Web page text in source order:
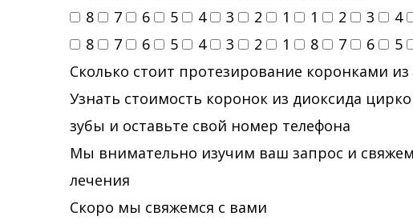
8
7 6 5 4 3 2 1 1 2 3 4
8
7 6 5 4 3 2 1 8 7 6 5
Сколько стоит протезирование коронками
Узнать стоимость коронок из диоксида
зубы и оставьте свой номер телефона
Мы внимательно изучим ваш запрос и
лечения
Скоро мы свяжемся с вами